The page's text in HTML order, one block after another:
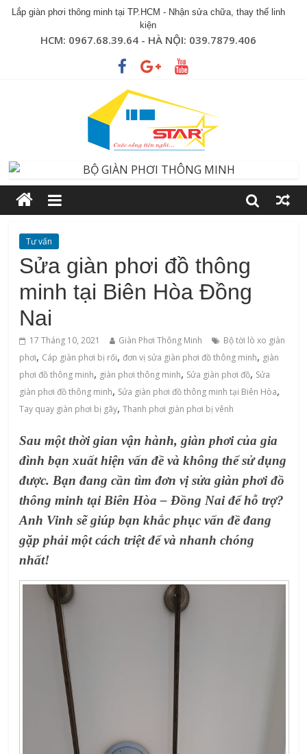
Lắp giàn phơi thông minh tại TP.HCM - Nhận sửa chữa, thay thế linh
kiện
HCM: 0967.68.39.64 - HÀ NỘI: 039.7879.406
Tư vấn
Sửa giàn phơi đồ thông
minh tại Biên Hòa Đồng
Nai
17 Tháng 10, 2021 Giàn Phơi Thông Minh
Bộ tời lò xo giàn
phơi, Cáp giàn phơi bị rối,đơn vị sửa giàn phơi đồ thông minh, giàn
phơi đồ thông minh, ‌giàn‌ ‌phơi‌ ‌thông‌ ‌minh, Sửa giàn phơi đồ, Sửa
giàn phơi đồ thông minh, Sửa giàn phơi đồ thông minh tại Biên Hòa,
Tay quay giàn phơi bị gãy,Thanh phơi giàn phơi bị vênh
Sau một thời gian vận hành, giàn phơi của gia
đình bạn xuất hiện vấn đề và không thể sử dụng
được. Bạn đang cần tìm đơn vịsửa giàn phơi đồ
thông minh tại Biên Hòa – Đồng Nai để hỗ trợ?
Anh Vinh sẽ giúp bạn khắc phục vấn đề đang
gặp phải một cách triệt để và nhanh chóng
nhất!